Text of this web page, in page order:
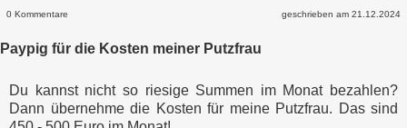
0 Kommentare geschrieben am 21.12.2024
Paypig für die Kosten meiner Putzfrau
Du kannst nicht so riesige Summen im Monat bezahlen?
Dann übernehme die Kosten für meine Putzfrau. Das sind